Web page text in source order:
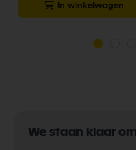
In winkelwagen
We staan klaar